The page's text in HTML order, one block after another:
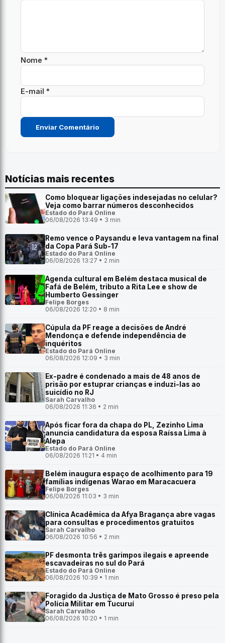
Nome *
E-mail *
Notícias mais recentes
Como bloquear ligações indesejadas no celular?
Veja como barrar números desconhecidos
Estado do Pará Online
06/08/2026 13:49 • 3 min
Remo vence o Paysandu e leva vantagem na final
da Copa Pará Sub-17
Estado do Pará Online
06/08/2026 13:27 • 2 min
Agenda cultural em Belém destaca musical de
Fafá de Belém, tributo a Rita Lee e show de
Humberto Gessinger
Felipe Borges
06/08/2026 12:20 • 8 min
Cúpula da PF reage a decisões de André
Mendonça e defende independência de
inquéritos
Estado do Pará Online
06/08/2026 12:09 • 3 min
Ex-padre é condenado a mais de 48 anos de
prisão por estuprar crianças e induzi-las ao
suicídio no RJ
Sarah Carvalho
06/08/2026 11:36 • 2 min
Após ficar fora da chapa do PL, Zezinho Lima
anuncia candidatura da esposa Raíssa Lima à
Alepa
Estado do Pará Online
06/08/2026 11:21 • 4 min
Belém inaugura espaço de acolhimento para 19
famílias indígenas Warao em Maracacuera
Felipe Borges
06/08/2026 11:03 • 3 min
Clínica Acadêmica da Afya Bragança abre vagas
para consultas e procedimentos gratuitos
Sarah Carvalho
06/08/2026 10:56 • 2 min
PF desmonta três garimpos ilegais e apreende
escavadeiras no sul do Pará
Estado do Pará Online
06/08/2026 10:39 • 1 min
Foragido da Justiça de Mato Grosso é preso pela
Polícia Militar em Tucuruí
Sarah Carvalho
06/08/2026 10:20 • 1 min